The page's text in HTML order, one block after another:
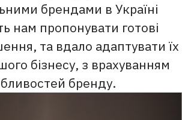
брендами в Україні
нам пропонувати готові
та вдало адаптувати їх
бізнесу, з врахуванням
бренду.